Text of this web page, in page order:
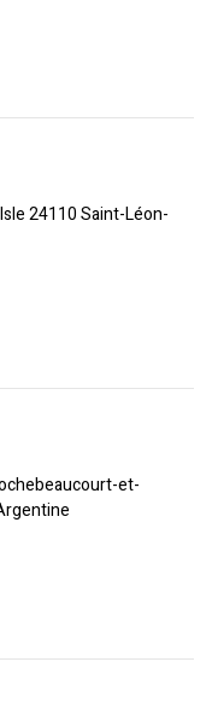
24110 Saint-Léon-
et-